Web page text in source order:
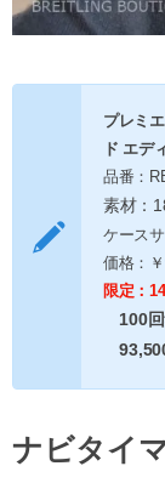
プレミ
ド エデ
品番：
素材：
ケース
価格：
限定：
100
ナビタイ